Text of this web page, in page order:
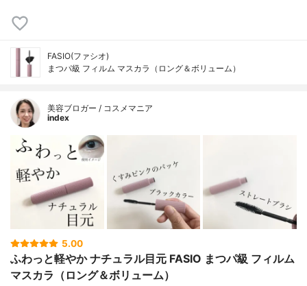
FASIO(ファシオ)
まつパ級 フィルム マスカラ（ロング＆ボリューム）
美容ブロガー / コスメマニア
index
5.00
ふわっと軽やか ナチュラル目元 FASIO まつパ級 フィルム
マスカラ（ロング＆ボリューム）